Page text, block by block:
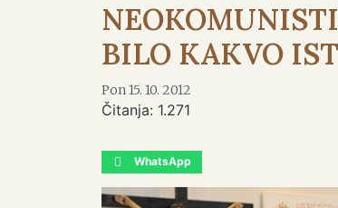
BILO KAKVO
Pon 15. 10. 2012
Čitanja: 1.271
WhatsApp